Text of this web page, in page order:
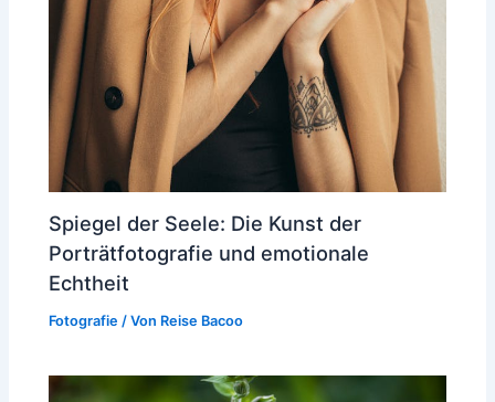
Spiegel der Seele: Die Kunst der
Porträtfotografie und emotionale
Echtheit
Fotografie / Von Reise Bacoo